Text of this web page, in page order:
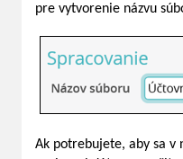
pre vytvorenie názvu
Ak potrebujete, aby sa v